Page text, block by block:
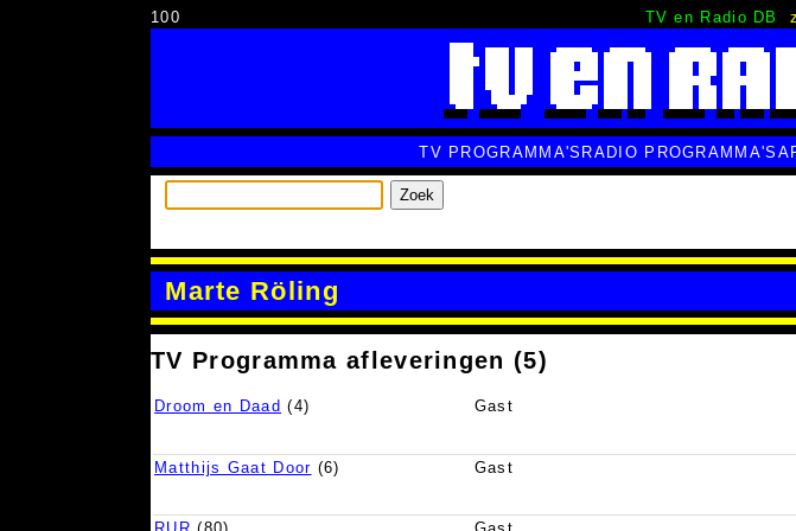
100 TV en Radio DB
TV PROGRAMMA'S RADIO PROGRAMMA'S
Zoek
Marte Röling
TV Programma afleveringen (5)
Droom en Daad (4) Gast
Matthijs Gaat Door (6) Gast